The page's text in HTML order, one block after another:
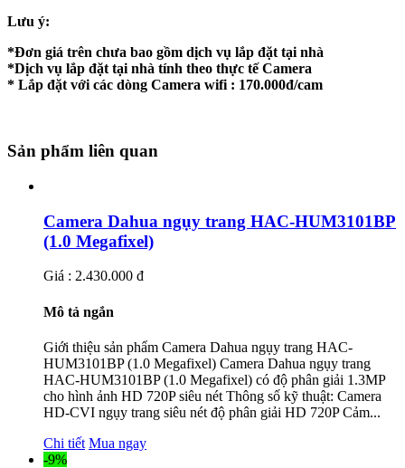
Lưu ý:
*Đơn giá trên chưa bao gồm dịch vụ lắp đặt tại nhà
*Dịch vụ lắp đặt tại nhà tính theo thực tế Camera
* Lắp đặt với các dòng Camera wifi : 170.000đ/cam
Sản phẩm liên quan
Camera Dahua ngụy trang HAC-HUM3101BP
(1.0 Megafixel)
Giá : 2.430.000 đ
Mô tả ngắn
Giới thiệu sản phẩm Camera Dahua ngụy trang HAC-
HUM3101BP (1.0 Megafixel) Camera Dahua ngụy trang
HAC-HUM3101BP (1.0 Megafixel) có độ phân giải 1.3MP
cho hình ảnh HD 720P siêu nét Thông số kỹ thuật: Camera
HD-CVI ngụy trang siêu nét độ phân giải HD 720P Cảm...
Chi tiết Mua ngay
-9%